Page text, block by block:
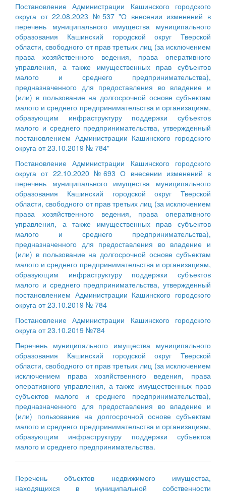
Постановление Администрации Кашинского городского
округа от 22.08.2023 №537 "О внесении изменений в
перечень муниципального имущества муниципального
образования Кашинский городской округ Тверской
области, свободного от прав третьих лиц (за исключением
права хозяйственного ведения, права оперативного
управления, а также имущественных прав субъектов
малого и среднего предпринимательства),
предназначенного для предоставления во владение и
(или) в пользование на долгосрочной основе субъектам
малого и среднего предпринимательства и организациям,
образующим инфраструктуру поддержки субъектов
малого и среднего предпринимательства, утвержденный
постановлением Администрации Кашинского городского
округа от 23.10.2019 № 784"
Постановление Администрации Кашинского городского
округа от 22.10.2020 №693 О внесении изменений в
перечень муниципального имущества муниципального
образования Кашинский городской округ Тверской
области, свободного от прав третьих лиц (за исключением
права хозяйственного ведения, права оперативного
управления, а также имущественных прав субъектов
малого и среднего предпринимательства),
предназначенного для предоставления во владение и
(или) в пользование на долгосрочной основе субъектам
малого и среднего предпринимательства и организациям,
образующим инфраструктуру поддержки субъектов
малого и среднего предпринимательства, утвержденный
постановлением Администрации Кашинского городского
округа от 23.10.2019 № 784
Постановление Администрации Кашинского городского
округа от 23.10.2019 №784
Перечень муниципального имущества муниципального
образования Кашинский городской округ Тверской
области, свободного от прав третьих лиц (за исключением
исключением права хозяйственного ведения, права
оперативного управления, а также имущественных прав
субъектов малого и среднего предпринимательства),
предназначенного для предоставления во владение и
(или) пользование на долгосрочной основе субъектам
малого и среднего предпринимательства и организациям,
образующим инфраструктуру поддержки субъектоа
малого и среднего предпринимательства.
Перечень объектов недвижимого имущества,
находящихся в муниципальной собственности